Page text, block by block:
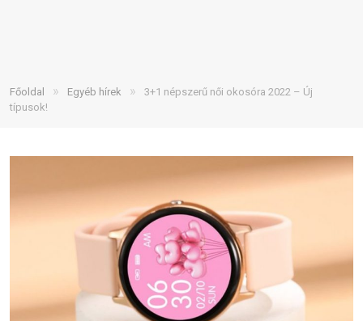
Főoldal » Egyéb hírek »
3+1 népszerű női okosóra 2022 – Új
típusok!